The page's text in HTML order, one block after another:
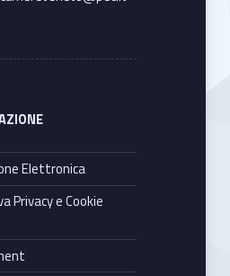
Elettronica
Privacy e Cookie